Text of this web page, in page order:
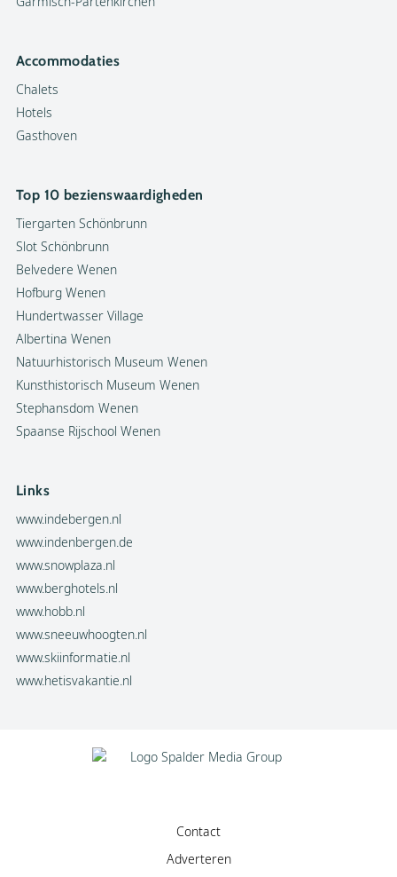
Accommodaties
Chalets
Hotels
Gasthoven
Top 10 bezienswaardigheden
Tiergarten Schönbrunn
Slot Schönbrunn
Belvedere Wenen
Hofburg Wenen
Hundertwasser Village
Albertina Wenen
Natuurhistorisch Museum Wenen
Kunsthistorisch Museum Wenen
Stephansdom Wenen
Spaanse Rijschool Wenen
Links
www.indebergen.nl
www.indenbergen.de
www.snowplaza.nl
www.berghotels.nl
www.hobb.nl
www.sneeuwhoogten.nl
www.skiinformatie.nl
www.hetisvakantie.nl
Contact
Adverteren